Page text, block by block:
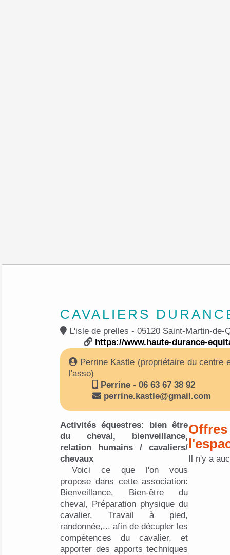
CAVALIERS
L'isle de prelles - 05120 Saint-
https://www.haute-durance-
Perrine Kastle (propriétaire du centre
l'asso)
Perrine - 06 63 67 38 92
perrine.kastle@gmail.com
Activités équestres: bien être
du cheval, bienveillance,
relation humains / cavaliers/
chevaux
Voici ce que l'on vous
propose dans cette association:
Bienveillance, Bien-être du
cheval, Préparation physique du
cavalier, Travail à pied,
randonnée,... afin de décupler les
compétences du cavalier, et
apporter des apports techniques
Il n'y a